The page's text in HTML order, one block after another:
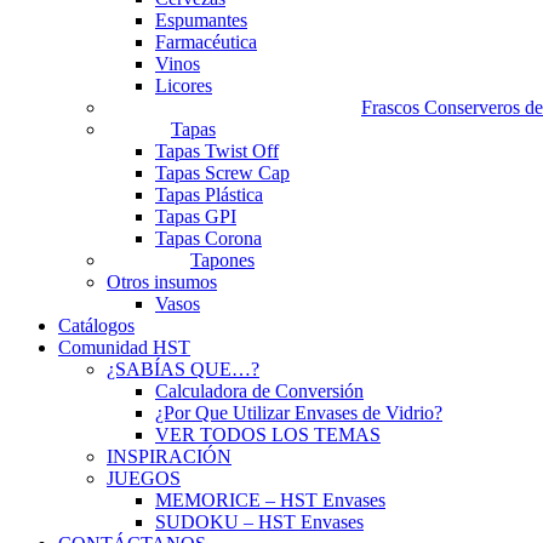
Espumantes
Farmacéutica
Vinos
Licores
Frascos Conserveros
Tapas
Tapas Twist Off
Tapas Screw Cap
Tapas Plástica
Tapas GPI
Tapas Corona
Tapones
Otros insumos
Vasos
Catálogos
Comunidad HST
¿SABÍAS QUE…?
Calculadora de Conversión
¿Por Que Utilizar Envases de Vidrio?
VER TODOS LOS TEMAS
INSPIRACIÓN
JUEGOS
MEMORICE – HST Envases
SUDOKU – HST Envases